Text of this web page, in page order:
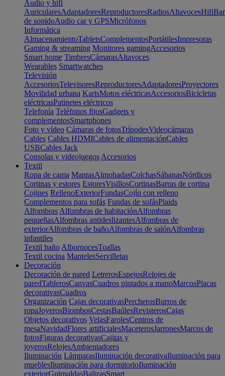
Audio y hifi
AuricularesAdaptadoresReproductoresRadiosAltavocesHifi
de sonidoAudio car y GPSMicrófonos
Informática
AlmacenamientoTabletsComplementosPortátilesImpresoras
Gaming & streaming Monitores gamingAccesorios
Smart home TimbresCámarasAltavoces
Wearables Smartwatches
Televisión
AccesoriosTelevisoresReproductoresAdaptadoresProyectores
Movilidad urbana KartsMotos eléctricasAccesoriosBicicletas
eléctricasPatinetes eléctricos
Telefonía Teléfonos fijosGadgets y
complementosSmartphones
Foto y vídeo Cámaras de fotosTrípodesVideocámaras
Cables Cables HDMICables de alimentaciónCables
USBCables Jack
Consolas y videojuegos Accesorios
Textil
Ropa de cama MantasAlmohadasColchasSábanasNórdicos
Cortinas y estores EstoresVisillosCortinasBarras de cortina
Cojines RellenoExteriorFundasCojín con relleno
Complementos para sofás Fundas de sofásPlaids
Alfombras Alfombras de habitaciónAlfombras
pequeñasAlfombras antideslizantesAlfombras de
exteriorAlfombras de bañoAlfombras de salónAlfombras
infantiles
Textil baño AlbornocesToallas
Textil cocina MantelesServilletas
Decoración
Decoración de pared LetrerosEspejosRelojes de
paredTablerosCanvasCuadros pintados a manoMarcosPlacas
decorativasCuadros
Organización Cajas decorativasPercherosBurros de
ropaJoyerosBiombosCestasBaúlesRevisterosCajas
Objetos decorativos VelasFarolesCentros de
mesaNavidadFlores artificialesMaceterosJarronesMarcos de
fotosFiguras decorativasCajitas y
joyerosRelojesAmbientadores
Iluminación LámparasIluminación decorativaIluminación para
mueblesIluminación para dormitorioIluminación
exteriorGuirnaldasBalizasSmart